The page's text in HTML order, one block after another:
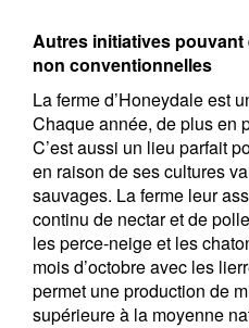
Autres initiatives
non conventionnelles
La ferme d’Honeydale est
Chaque année, de plus en
C’est aussi un lieu parfait
en raison de ses cultures
sauvages. La ferme leur
continu de nectar et de
les perce-neige et les
mois d’octobre avec les
permet une production de
supérieure à la moyenne